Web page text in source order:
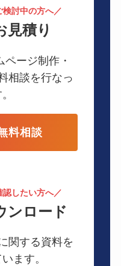
検討中の方へ／
見積り
ページ制作・
相談を行なっ
料相談
認したい方へ／
ンロード
関する資料を
ます。